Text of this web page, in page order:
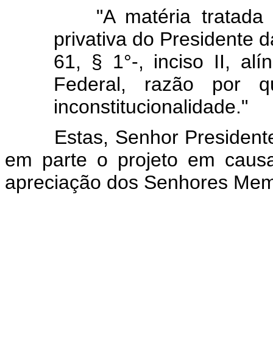
"A matéria tratada
privativa do Presidente
61, § 1°-, inciso II,
Federal, razão por
inconstitucionalidade."
Estas, Senhor
em parte o projeto em
apreciação dos Senhores